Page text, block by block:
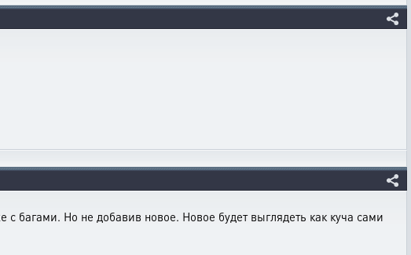
багами. Но не добавив новое. Новое будет выглядеть как куча сами